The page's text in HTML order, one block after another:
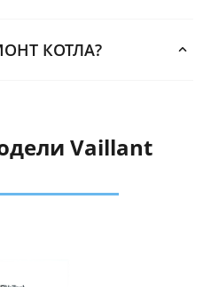
КОТЛА?
Vaillant